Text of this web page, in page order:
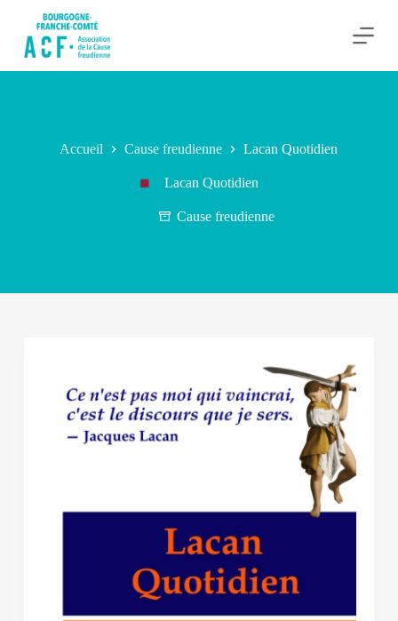
Accueil Cause freudienne Lacan Quotidien
Lacan Quotidien
Cause freudienne